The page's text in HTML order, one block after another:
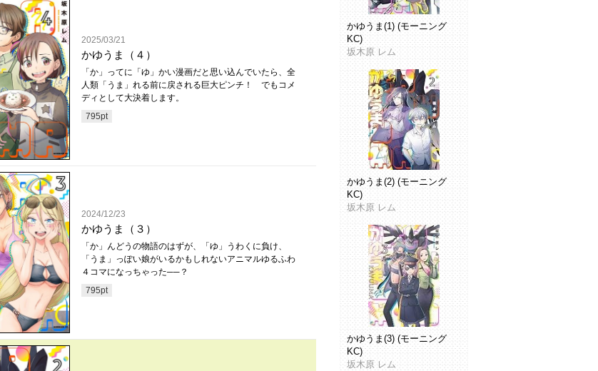
2025/03/21
かゆうま（４）
「か」ってに「ゆ」かい漫画だと思い込んでいたら、全
人類「うま」れる前に戻される巨大ピンチ！ でもコメ
ディとして大決着します。
795pt
2024/12/23
かゆうま（３）
「か」んどうの物語のはずが、「ゆ」うわくに負け、
「うま」っぽい娘がいるかもしれないアニマルゆるふわ
４コマになっちゃった──？
795pt
かゆうま(1) (モーニング
KC)
坂木原 レム
かゆうま(2) (モーニング
KC)
坂木原 レム
かゆうま(3) (モーニング
KC)
坂木原 レム